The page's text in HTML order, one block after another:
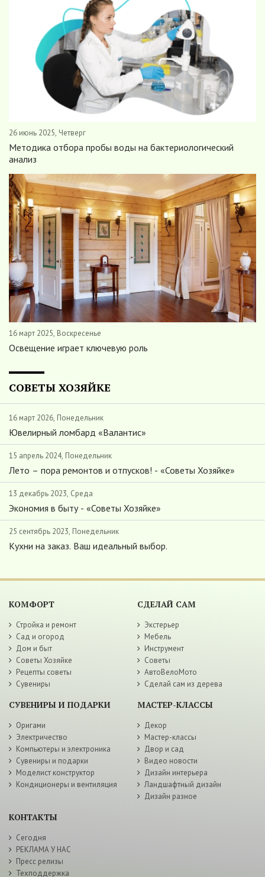
26 июнь 2025, Четверг
Методика отбора пробы воды на бактериологический
анализ
16 март 2025, Воскресенье
Освещение играет ключевую роль
СОВЕТЫ ХОЗЯЙКЕ
16 март 2026, Понедельник
Ювелирный ломбард «Валантис»
15 апрель 2024, Понедельник
Лето – пора ремонтов и отпусков! - «Советы Хозяйке»
13 декабрь 2023, Среда
Экономия в быту - «Советы Хозяйке»
25 сентябрь 2023, Понедельник
Кухни на заказ. Ваш идеальный выбор.
КОМФОРТ
Стройка и ремонт
Сад и огород
Дом и быт
Советы Хозяйке
Рецепты советы
Сувениры
СДЕЛАЙ САМ
Экстерьер
Мебель
Инструмент
Советы
АвтоВелоМото
Сделай сам из дерева
СУВЕНИРЫ И ПОДАРКИ
Оригами
Электричество
Компьютеры и электроника
Сувениры и подарки
Моделист конструктор
Кондиционеры и вентиляция
МАСТЕР-КЛАССЫ
Декор
Мастер-классы
Двор и сад
Видео новости
Дизайн интерьера
Ландшафтный дизайн
Дизайн разное
КОНТАКТЫ
Сегодня
РЕКЛАМА У НАС
Пресс релизы
Техподдержка